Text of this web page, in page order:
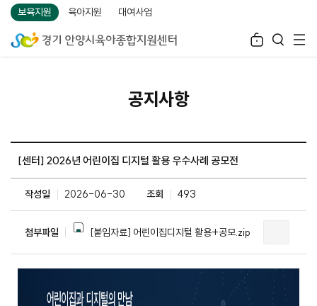
보육지원 육아지원 대여사업
공지사항
[센터] 2026년 어린이집 디지털 활용 우수사례 공모전
작성일 2026-06-30 조회 493
첨부파일 [붙임자료] 어린이집디지털 활용+공모.zip